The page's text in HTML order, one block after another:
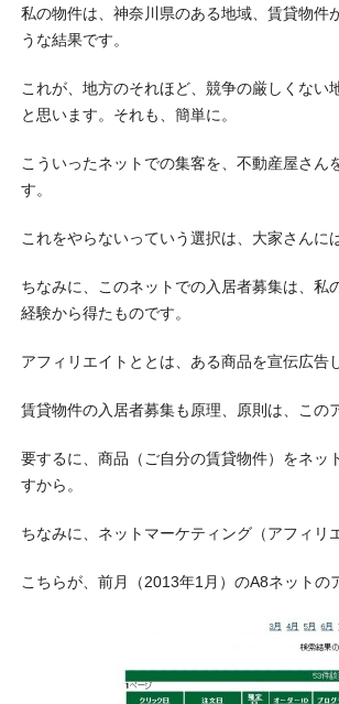
私の物件は、神奈川県のある地域、賃貸物
うな結果です。
これが、地方のそれほど、競争の厳しくな
と思います。それも、簡単に。
こういったネットでの集客を、不動産屋さ
す。
これをやらないっていう選択は、大家さんに
ちなみに、このネットでの入居者募集は、
経験から得たものです。
アフィリエイトととは、ある商品を宣伝広
賃貸物件の入居者募集も原理、原則は、この
要するに、商品（ご自分の賃貸物件）をネ
すから。
ちなみに、ネットマーケティング（アフィ
こちらが、前月（2013年1月）のA8ネット